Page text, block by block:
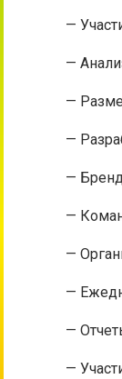
—
—
—
—
—
—
—
—
—
—